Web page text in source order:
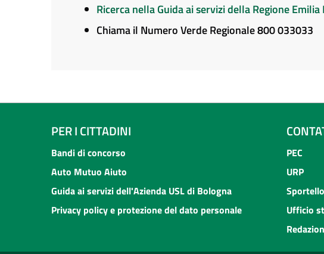
Ricerca nella Guida ai servizi della Regione Emilia
Chiama il Numero Verde Regionale 800 033033
PER I CITTADINI
Bandi di concorso
Auto Mutuo Aiuto
Guida ai servizi dell'Azienda USL di Bologna
Privacy policy e protezione del dato personale
PEC
URP
Ufficio